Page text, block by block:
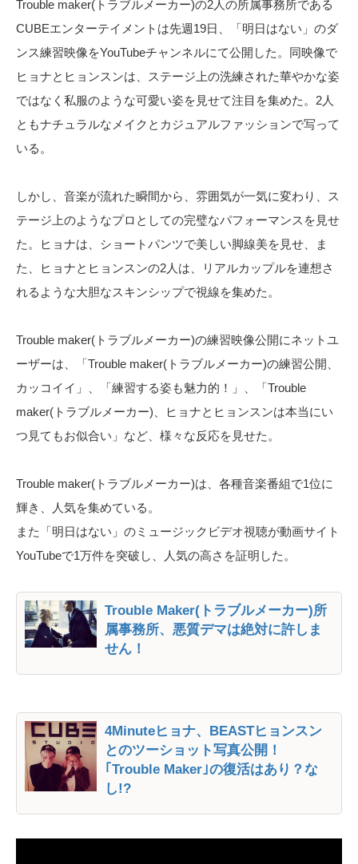
Trouble maker(トラブルメーカー)の2人の所属事務所である
CUBEエンターテイメントは先週19日、「明日はない」のダ
ンス練習映像をYouTubeチャンネルにて公開した。同映像で
ヒョナとヒョンスンは、ステージ上の洗練された華やかな姿
ではなく私服のような可愛い姿を見せて注目を集めた。2人
ともナチュラルなメイクとカジュアルファッションで写って
いる。
しかし、音楽が流れた瞬間から、雰囲気が一気に変わり、ス
テージ上のようなプロとしての完璧なパフォーマンスを見せ
た。ヒョナは、ショートパンツで美しい脚線美を見せ、ま
た、ヒョナとヒョンスンの2人は、リアルカップルを連想さ
れるような大胆なスキンシップで視線を集めた。
Trouble maker(トラブルメーカー)の練習映像公開にネットユ
ーザーは、「Trouble maker(トラブルメーカー)の練習公開、
カッコイイ」、「練習する姿も魅力的！」、「Trouble
maker(トラブルメーカー)、ヒョナとヒョンスンは本当にい
つ見てもお似合い」など、様々な反応を見せた。
Trouble maker(トラブルメーカー)は、各種音楽番組で1位に
輝き、人気を集めている。
また「明日はない」のミュージックビデオ視聴が動画サイト
YouTubeで1万件を突破し、人気の高さを証明した。
Trouble Maker(トラブルメーカー)所
属事務所、悪質デマは絶対に許しま
せん！
4Minuteヒョナ、BEASTヒョンスン
とのツーショット写真公開！
｢Trouble Maker｣の復活はあり？な
し!?